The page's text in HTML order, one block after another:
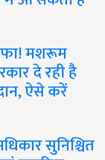
मशरूम
दे रही है
ऐसे करें
सुनिश्चित